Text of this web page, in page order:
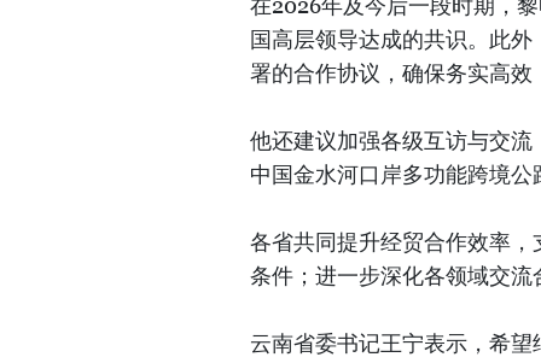
在2026年及今后一段时期，
国高层领导达成的共识。此
署的合作协议，确保务实高
他还建议加强各级互访与交
中国金水河口岸多功能跨境
各省共同提升经贸合作效率
条件；进一步深化各领域交
云南省委书记王宁表示，希